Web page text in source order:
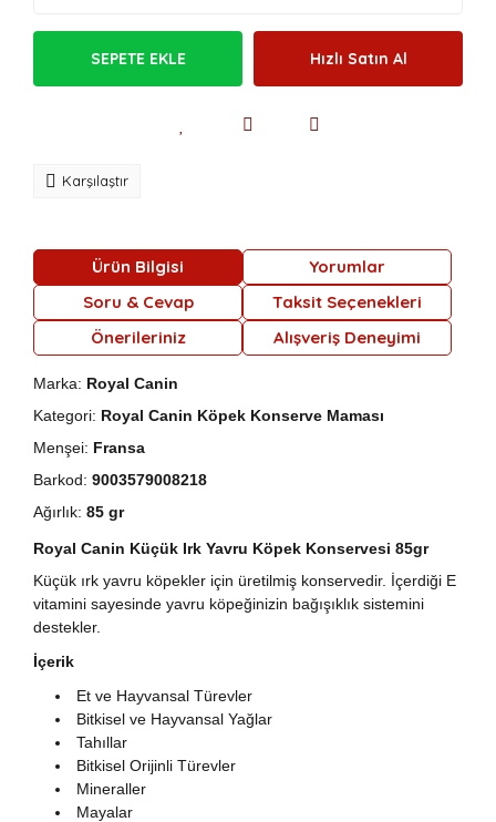
SEPETE EKLE Hızlı Satın Al
Karşılaştır
Ürün Bilgisi
Yorumlar
Soru & Cevap
Taksit Seçenekleri
Önerileriniz
Alışveriş Deneyimi
Marka: Royal Canin
Kategori: Royal Canin Köpek Konserve Maması
Menşei: Fransa
Barkod: 9003579008218
Ağırlık: 85 gr
Royal Canin Küçük Irk Yavru Köpek Konservesi 85gr
Küçük ırk yavru köpekler için üretilmiş konservedir. İçerdiği E
vitamini sayesinde yavru köpeğinizin bağışıklık sistemini
destekler.
İçerik
Et ve Hayvansal Türevler
Bitkisel ve Hayvansal Yağlar
Tahıllar
Bitkisel Orijinli Türevler
Mineraller
Mayalar